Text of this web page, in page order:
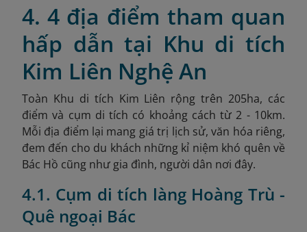
4. 4 địa điểm tham quan
hấp dẫn tại Khu di tích
Kim Liên Nghệ An
Toàn Khu di tích Kim Liên rộng trên 205ha, các
điểm và cụm di tích có khoảng cách từ 2 - 10km.
Mỗi địa điểm lại mang giá trị lịch sử, văn hóa riêng,
đem đến cho du khách những kỉ niệm khó quên về
Bác Hồ cũng như gia đình, người dân nơi đây.
4.1. Cụm di tích làng Hoàng Trù -
Quê ngoại Bác